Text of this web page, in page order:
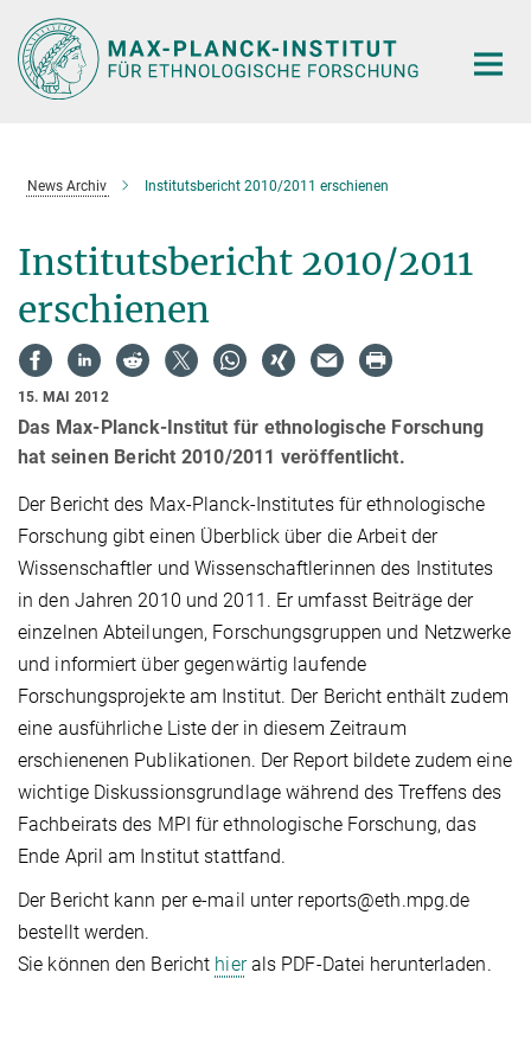
Hauptinhalt
News Archiv Institutsbericht 2010/2011 erschienen
Institutsbericht 2010/2011
erschienen
15. MAI 2012
Das Max-Planck-Institut für ethnologische Forschung
hat seinen Bericht 2010/2011 veröffentlicht.
Der Bericht des Max-Planck-Institutes für ethnologische
Forschung gibt einen Überblick über die Arbeit der
Wissenschaftler und Wissenschaftlerinnen des Institutes
in den Jahren 2010 und 2011. Er umfasst Beiträge der
einzelnen Abteilungen, Forschungsgruppen und Netzwerke
und informiert über gegenwärtig laufende
Forschungsprojekte am Institut. Der Bericht enthält zudem
eine ausführliche Liste der in diesem Zeitraum
erschienenen Publikationen. Der Report bildete zudem eine
wichtige Diskussionsgrundlage während des Treffens des
Fachbeirats des MPI für ethnologische Forschung, das
Ende April am Institut stattfand.
Der Bericht kann per e-mail unter reports@eth.mpg.de
bestellt werden.
Sie können den Bericht hierals PDF-Datei herunterladen.